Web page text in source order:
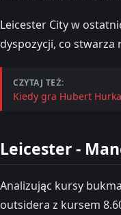
Leicester City w
dyspozycji, co
CZYTAJ TEŻ:
Kiedy gra Hubert
Leicester -
Analizując kursy
outsidera z kursem